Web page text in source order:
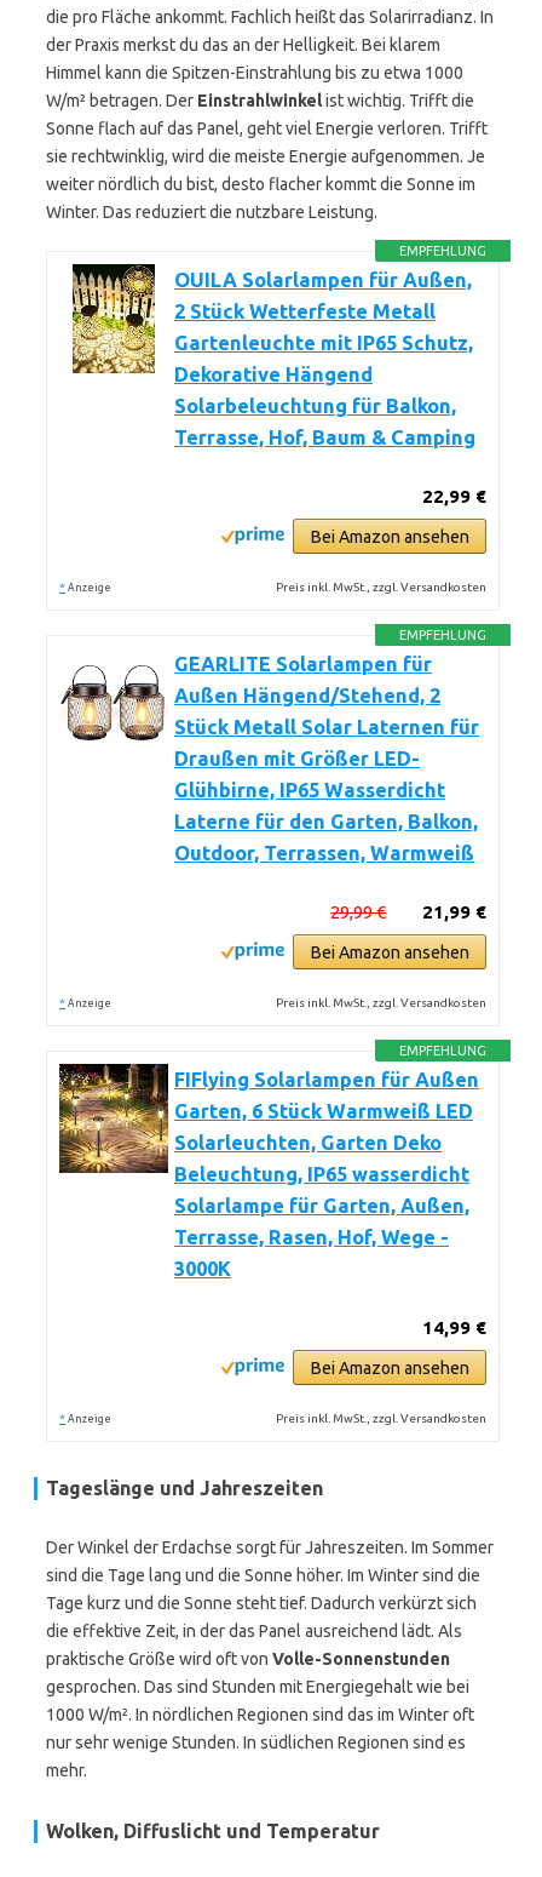
die pro Fläche ankommt. Fachlich heißt das Solarirradianz. In
der Praxis merkst du das an der Helligkeit. Bei klarem
Himmel kann die Spitzen-Einstrahlung bis zu etwa 1000
W/m² betragen. Der Einstrahlwinkelist wichtig. Trifft die
Sonne flach auf das Panel, geht viel Energie verloren. Trifft
sie rechtwinklig, wird die meiste Energie aufgenommen. Je
weiter nördlich du bist, desto flacher kommt die Sonne im
Winter. Das reduziert die nutzbare Leistung.
EMPFEHLUNG
OUILA Solarlampen für Außen,
2 Stück Wetterfeste Metall
Gartenleuchte mit IP65 Schutz,
Dekorative Hängend
Solarbeleuchtung für Balkon,
Terrasse, Hof, Baum & Camping
22,99 €
Bei Amazon ansehen
* Anzeige Preis inkl. MwSt., zzgl. Versandkosten
EMPFEHLUNG
GEARLITE Solarlampen für
Außen Hängend/Stehend, 2
Stück Metall Solar Laternen für
Draußen mit Größer LED-
Glühbirne, IP65 Wasserdicht
Laterne für den Garten, Balkon,
Outdoor, Terrassen, Warmweiß
21,99 €
29,99 €
Bei Amazon ansehen
* Anzeige Preis inkl. MwSt., zzgl. Versandkosten
EMPFEHLUNG
FIFlying Solarlampen für Außen
Garten, 6 Stück Warmweiß LED
Solarleuchten, Garten Deko
Beleuchtung, IP65 wasserdicht
Solarlampe für Garten, Außen,
Terrasse, Rasen, Hof, Wege -
3000K
14,99 €
Bei Amazon ansehen
* Anzeige Preis inkl. MwSt., zzgl. Versandkosten
Tageslänge und Jahreszeiten
Der Winkel der Erdachse sorgt für Jahreszeiten. Im Sommer
sind die Tage lang und die Sonne höher. Im Winter sind die
Tage kurz und die Sonne steht tief. Dadurch verkürzt sich
die effektive Zeit, in der das Panel ausreichend lädt. Als
praktische Größe wird oft von Volle-Sonnenstunden
gesprochen. Das sind Stunden mit Energiegehalt wie bei
1000 W/m². In nördlichen Regionen sind das im Winter oft
nur sehr wenige Stunden. In südlichen Regionen sind es
mehr.
Wolken, Diffuslicht und Temperatur